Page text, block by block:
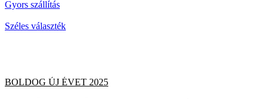
Gyors szállítás
Széles választék
BOLDOG ÚJ ÉVET 2025